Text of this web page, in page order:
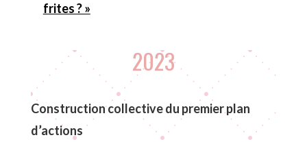
frites ? »
2023
Construction collective du premier plan
d’actions